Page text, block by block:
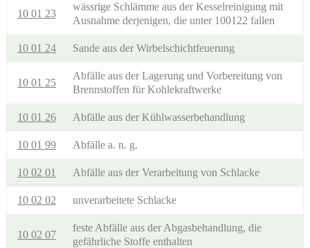
10 01 23
wässrige Schlämme aus der Kesselreinigung mit
Ausnahme derjenigen, die unter 100122 fallen
10 01 24 Sande aus der Wirbelschichtfeuerung
10 01 25
Abfälle aus der Lagerung und Vorbereitung von
Brennstoffen für Kohlekraftwerke
10 01 26 Abfälle aus der Kühlwasserbehandlung
10 01 99 Abfälle a. n. g.
10 02 01 Abfälle aus der Verarbeitung von Schlacke
10 02 02 unverarbeitete Schlacke
10 02 07
feste Abfälle aus der Abgasbehandlung, die
gefährliche Stoffe enthalten